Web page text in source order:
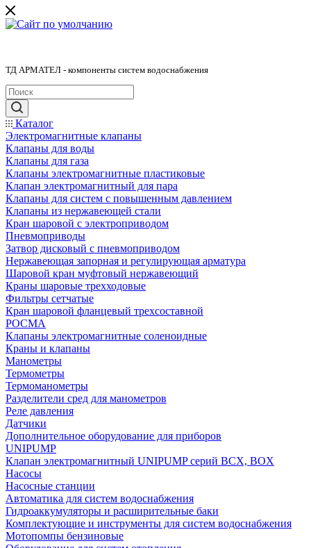
ТД АРМАТЕЛ - компоненты систем водоснабжения
Каталог
Электромагнитные клапаны
Клапаны для воды
Клапаны для газа
Клапаны электромагнитные пластиковые
Клапан электромагнитный для пара
Клапаны для систем с повышенным давлением
Клапаны из нержавеющей стали
Кран шаровой с электроприводом
Пневмоприводы
Затвор дисковый с пневмоприводом
Нержавеющая запорная и регулирующая арматура
Шаровой кран муфтовый нержавеющий
Краны шаровые трехходовые
Фильтры сетчатые
Кран шаровой фланцевый трехсоставной
РОСМА
Клапаны электромагнитные соленоидные
Краны и клапаны
Манометры
Термометры
Термоманометры
Разделители сред для манометров
Реле давления
Датчики
Дополнительное оборудование для приборов
UNIPUMP
Клапан электромагнитный UNIPUMP серий BCX, BOX
Насосы
Насосные станции
Автоматика для систем водоснабжения
Гидроаккумуляторы и расширительные баки
Комплектующие и инструменты для систем водоснабжения
Мотопомпы бензиновые